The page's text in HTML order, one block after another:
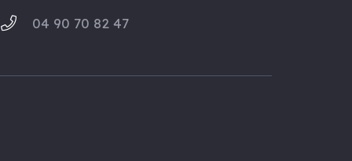
04 90 70 82 47